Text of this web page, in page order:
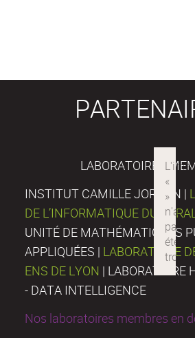
LABORATOIRES
INSTITUT CAMILLE JORDAN |
DE L’INFORMATIQUE DU
UNITÉ DE MATHÉMATIQUES
APPLIQUÉES | LABORATOIRE
ENS DE LYON | LABORATOIRE
- DATA INTELLIGENCE
Nos laboratoires membres en